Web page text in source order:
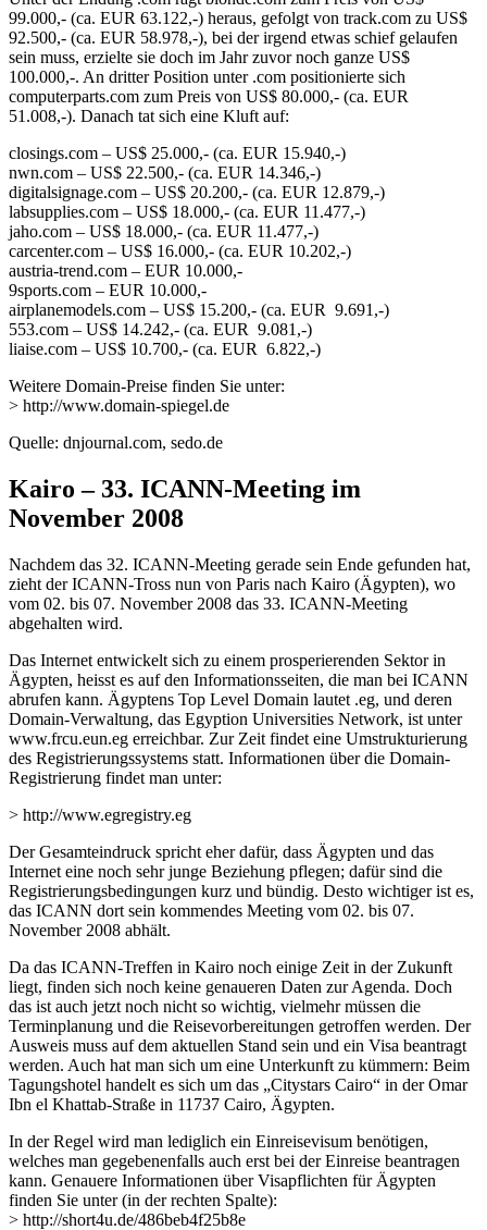
99.000,- (ca. EUR 63.122,-) heraus, gefolgt von track.com zu US$
92.500,- (ca. EUR 58.978,-), bei der irgend etwas schief gelaufen
sein muss, erzielte sie doch im Jahr zuvor noch ganze US$
100.000,-. An dritter Position unter .com positionierte sich
computerparts.com zum Preis von US$ 80.000,- (ca. EUR
51.008,-). Danach tat sich eine Kluft auf:
closings.com – US$ 25.000,- (ca. EUR 15.940,-)
nwn.com – US$ 22.500,- (ca. EUR 14.346,-)
digitalsignage.com – US$ 20.200,- (ca. EUR 12.879,-)
labsupplies.com – US$ 18.000,- (ca. EUR 11.477,-)
jaho.com – US$ 18.000,- (ca. EUR 11.477,-)
carcenter.com – US$ 16.000,- (ca. EUR 10.202,-)
austria-trend.com – EUR 10.000,-
9sports.com – EUR 10.000,-
airplanemodels.com – US$ 15.200,- (ca. EUR 9.691,-)
553.com – US$ 14.242,- (ca. EUR 9.081,-)
liaise.com – US$ 10.700,- (ca. EUR 6.822,-)
Weitere Domain-Preise finden Sie unter:
> http://www.domain-spiegel.de
Quelle: dnjournal.com, sedo.de
Kairo – 33. ICANN-Meeting im
November 2008
Nachdem das 32. ICANN-Meeting gerade sein Ende gefunden hat,
zieht der ICANN-Tross nun von Paris nach Kairo (Ägypten), wo
vom 02. bis 07. November 2008 das 33. ICANN-Meeting
abgehalten wird.
Das Internet entwickelt sich zu einem prosperierenden Sektor in
Ägypten, heisst es auf den Informationsseiten, die man bei ICANN
abrufen kann. Ägyptens Top Level Domain lautet .eg, und deren
Domain-Verwaltung, das Egyption Universities Network, ist unter
www.frcu.eun.eg erreichbar. Zur Zeit findet eine Umstrukturierung
des Registrierungssystems statt. Informationen über die Domain-
Registrierung findet man unter:
> http://www.egregistry.eg
Der Gesamteindruck spricht eher dafür, dass Ägypten und das
Internet eine noch sehr junge Beziehung pflegen; dafür sind die
Registrierungsbedingungen kurz und bündig. Desto wichtiger ist es,
das ICANN dort sein kommendes Meeting vom 02. bis 07.
November 2008 abhält.
Da das ICANN-Treffen in Kairo noch einige Zeit in der Zukunft
liegt, finden sich noch keine genaueren Daten zur Agenda. Doch
das ist auch jetzt noch nicht so wichtig, vielmehr müssen die
Terminplanung und die Reisevorbereitungen getroffen werden. Der
Ausweis muss auf dem aktuellen Stand sein und ein Visa beantragt
werden. Auch hat man sich um eine Unterkunft zu kümmern: Beim
Tagungshotel handelt es sich um das „Citystars Cairo“ in der Omar
Ibn el Khattab-Straße in 11737 Cairo, Ägypten.
In der Regel wird man lediglich ein Einreisevisum benötigen,
welches man gegebenenfalls auch erst bei der Einreise beantragen
kann. Genauere Informationen über Visapflichten für Ägypten
finden Sie unter (in der rechten Spalte):
> http://short4u.de/486beb4f25b8e